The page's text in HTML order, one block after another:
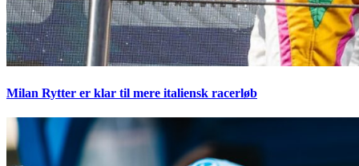
Milan Rytter er klar til mere italiensk racerløb